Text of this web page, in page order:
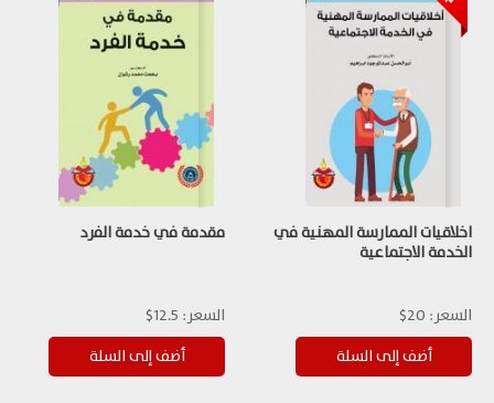
اخلاقيات الممارسة المهنية في
الخدمة الاجتماعية
السعر: 20$
مقدمة في خدمة الفرد
السعر: 12.5$